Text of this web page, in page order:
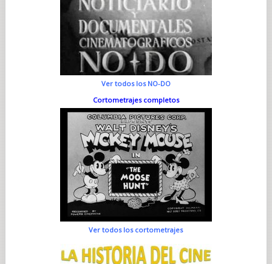
Ver todos los NO-DO
Cortometrajes completos
Ver todos los cortometrajes